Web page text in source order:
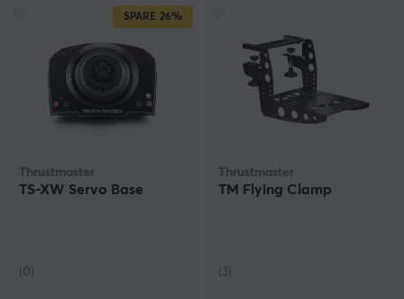
SPARE 26%
Thrustmaster
TS-XW Servo Base
(0)
Thrustmaster
TM Flying Clamp
(3)